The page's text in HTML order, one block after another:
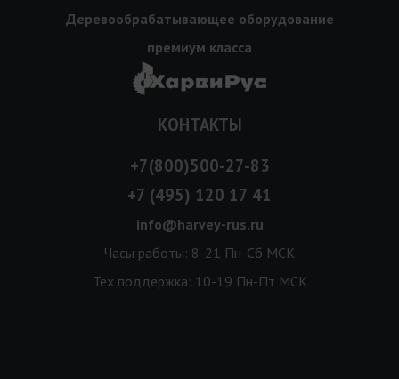
Деревообрабатывающее оборудование
премиум класса
КОНТАКТЫ
+7(800)500-27-83
+7 (495) 120 17 41
info@harvey-rus.ru
Часы работы: 8-21 Пн-Сб МСК
Тех поддержка: 10-19 Пн-Пт МСК